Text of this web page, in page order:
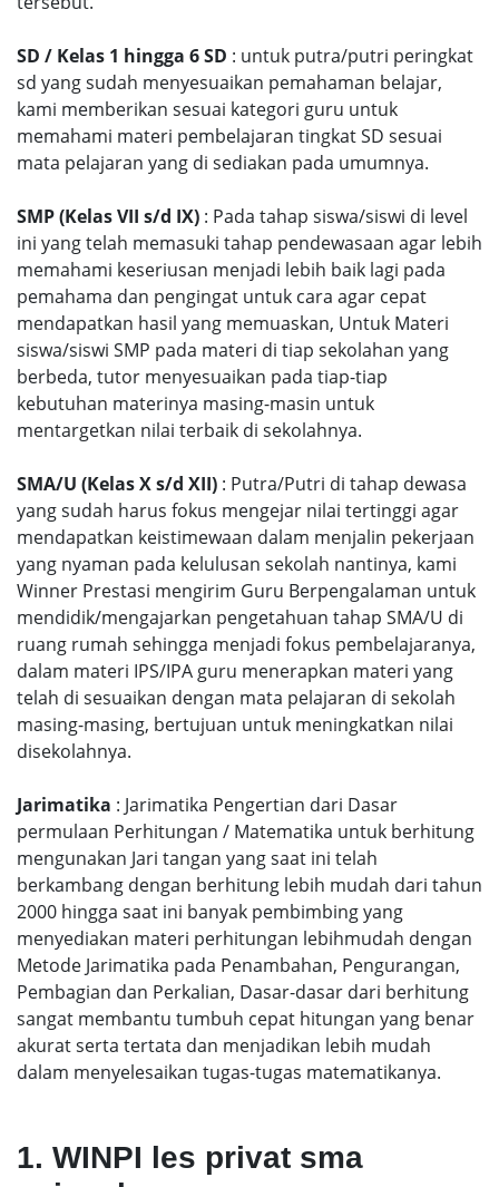
SD / Kelas 1 hingga 6 SD : untuk putra/putri peringkat
sd yang sudah menyesuaikan pemahaman belajar,
kami memberikan sesuai kategori guru untuk
memahami materi pembelajaran tingkat SD sesuai
mata pelajaran yang di sediakan pada umumnya.
SMP (Kelas VII s/d IX) : Pada tahap siswa/siswi di level
ini yang telah memasuki tahap pendewasaan agar lebih
memahami keseriusan menjadi lebih baik lagi pada
pemahama dan pengingat untuk cara agar cepat
mendapatkan hasil yang memuaskan, Untuk Materi
siswa/siswi SMP pada materi di tiap sekolahan yang
berbeda, tutor menyesuaikan pada tiap-tiap
kebutuhan materinya masing-masin untuk
mentargetkan nilai terbaik di sekolahnya.
SMA/U (Kelas X s/d XII) : Putra/Putri di tahap dewasa
yang sudah harus fokus mengejar nilai tertinggi agar
mendapatkan keistimewaan dalam menjalin pekerjaan
yang nyaman pada kelulusan sekolah nantinya, kami
Winner Prestasi mengirim Guru Berpengalaman untuk
mendidik/mengajarkan pengetahuan tahap SMA/U di
ruang rumah sehingga menjadi fokus pembelajaranya,
dalam materi IPS/IPA guru menerapkan materi yang
telah di sesuaikan dengan mata pelajaran di sekolah
masing-masing, bertujuan untuk meningkatkan nilai
disekolahnya.
Jarimatika : Jarimatika Pengertian dari Dasar
permulaan Perhitungan / Matematika untuk berhitung
mengunakan Jari tangan yang saat ini telah
berkambang dengan berhitung lebih mudah dari tahun
2000 hingga saat ini banyak pembimbing yang
menyediakan materi perhitungan lebihmudah dengan
Metode Jarimatika pada Penambahan, Pengurangan,
Pembagian dan Perkalian, Dasar-dasar dari berhitung
sangat membantu tumbuh cepat hitungan yang benar
akurat serta tertata dan menjadikan lebih mudah
dalam menyelesaikan tugas-tugas matematikanya.
1. WINPI les privat sma